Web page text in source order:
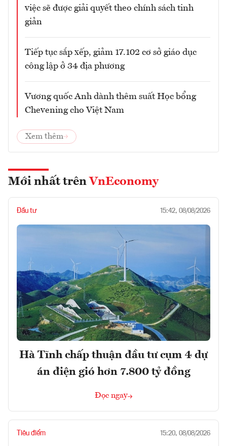
việc sẽ được giải quyết theo chính sách tinh
giản
Tiếp tục sắp xếp, giảm 17.102 cơ sở giáo dục
công lập ở 34 địa phương
Vương quốc Anh dành thêm suất Học bổng
Chevening cho Việt Nam
Xem thêm
Mới nhất trên VnEconomy
Đầu tư 15:42, 08/08/2026
Hà Tĩnh chấp thuận đầu tư cụm 4 dự
án điện gió hơn 7.800 tỷ đồng
Đọc ngay
Tiêu điểm 15:20, 08/08/2026